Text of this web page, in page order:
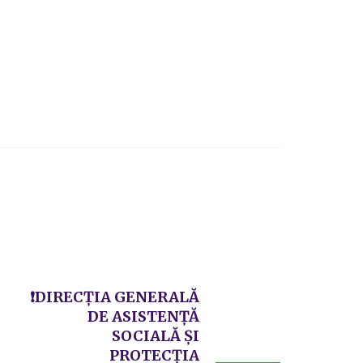
❗DIRECȚIA GENERALĂ
DE ASISTENȚĂ
SOCIALĂ ȘI
PROTECȚIA